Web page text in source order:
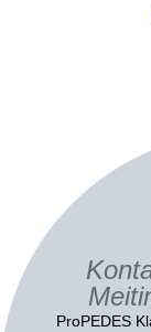
ProPEDES